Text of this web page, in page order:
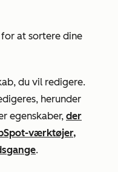
for at sortere dine
du vil redigere.
herunder
egenskaber, der
værktøjer,
.